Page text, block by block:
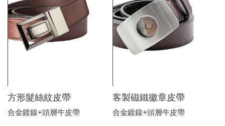
方形髮絲紋皮帶
合金鍍鎳+頭層牛皮帶
客製磁鐵徽章皮帶
合金鍍鎳+頭層牛皮帶